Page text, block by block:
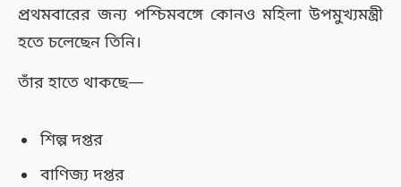
প্রথমবারের জন্য পশ্চিমবঙ্গে কোনও মহিলা উপমুখ্যমন্ত্রী
হতে চলেছেন তিনি।
তাঁর হাতে থাকছে—
শিল্প দপ্তর
বাণিজ্য দপ্তর